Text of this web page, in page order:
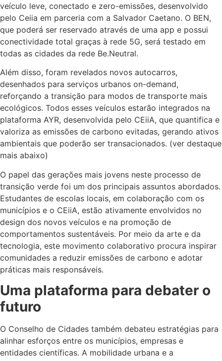
veículo leve, conectado e zero-emissões, desenvolvido
pelo Ceiia em parceria com a Salvador Caetano. O BEN,
que poderá ser reservado através de uma app e possui
conectividade total graças à rede 5G, será testado em
todas as cidades da rede Be.Neutral.
Além disso, foram revelados novos autocarros,
desenhados para serviços urbanos on-demand,
reforçando a transição para modos de transporte mais
ecológicos. Todos esses veículos estarão integrados na
plataforma AYR, desenvolvida pelo CEiiA, que quantifica e
valoriza as emissões de carbono evitadas, gerando ativos
ambientais que poderão ser transacionados. (ver destaque
mais abaixo)
O papel das gerações mais jovens neste processo de
transição verde foi um dos principais assuntos abordados.
Estudantes de escolas locais, em colaboração com os
municípios e o CEiiA, estão ativamente envolvidos no
design dos novos veículos e na promoção de
comportamentos sustentáveis. Por meio da arte e da
tecnologia, este movimento colaborativo procura inspirar
comunidades a reduzir emissões de carbono e adotar
práticas mais responsáveis.
Uma plataforma para debater o
futuro
O Conselho de Cidades também debateu estratégias para
alinhar esforços entre os municípios, empresas e
entidades científicas. A mobilidade urbana e a